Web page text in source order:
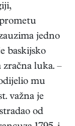
jedno
baskijsko
luka. –
mu
važna je
od